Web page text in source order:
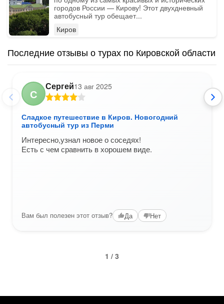
городов России — Кирову! Этот двухдневный
автобусный тур обещает...
Киров
Последние отзывы о турах по Кировской области
С
Сергей13 авг 2025
Сладкое путешествие в Киров. Новогодний
автобусный тур из Перми
Интересно,узнал новое о соседях!
Есть с чем сравнить в хорошем виде.
Вам был полезен этот отзыв? Да Нет
1 / 3